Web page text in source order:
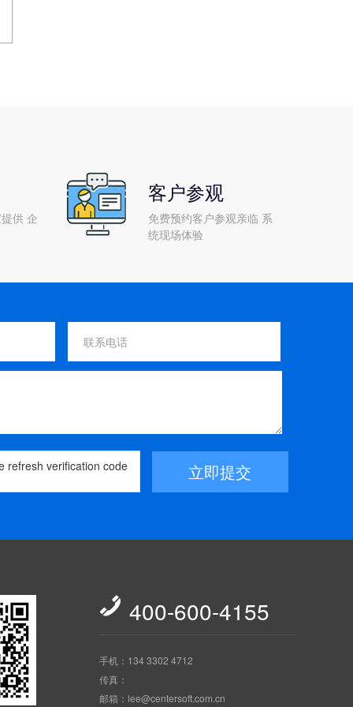
供 企
客户参观
免费预约客户参观亲临 系
统现场体验
立即提交
 400-600-4155
手机：134 3302 4712
传真：
邮箱：lee@centersoft.com.cn